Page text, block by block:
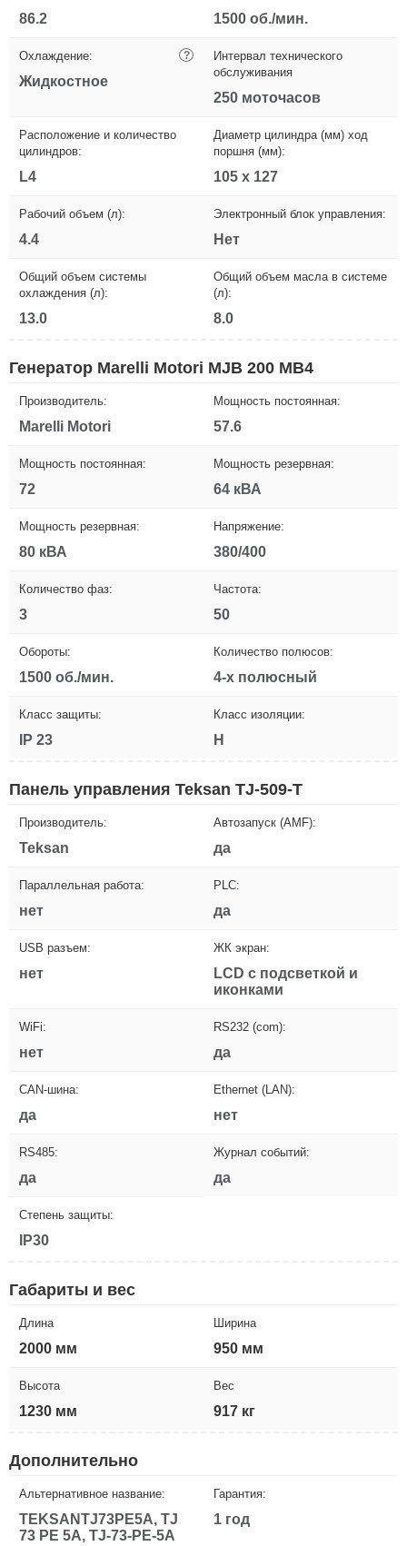
86.2 1500 об./мин.
Охлаждение: ?
Жидкостное
Интервал технического
обслуживания
250 моточасов
Расположение и количество
цилиндров:
L4
Диаметр цилиндра (мм) ход
поршня (мм):
105 х 127
Рабочий объем (л):
4.4
Электронный блок управления:
Нет
Общий объем системы
охлаждения (л):
13.0
Общий объем масла в системе
(л):
8.0
Генератор Marelli Motori MJB 200 MB4
Производитель:
Marelli Motori
Мощность постоянная:
57.6
Мощность постоянная:
72
Мощность резервная:
64 кВА
Мощность резервная:
80 кВА
Напряжение:
380/400
Количество фаз:
3
Частота:
50
Обороты:
1500 об./мин.
Количество полюсов:
4-х полюсный
Класс защиты:
IP 23
Класс изоляции:
H
Панель управления Teksan TJ-509-T
Производитель:
Teksan
Автозапуск (AMF):
да
Параллельная работа:
нет
PLC:
да
USB разъем:
нет
ЖК экран:
LCD с подсветкой и
иконками
WiFi:
нет
RS232 (com):
да
CAN-шина:
да
Ethernet (LAN):
нет
RS485:
да
Журнал событий:
да
Степень защиты:
IP30
Габариты и вес
Длина
2000 мм
Ширина
950 мм
Высота
1230 мм
Вес
917 кг
Дополнительно
Альтернативное название:
TEKSANTJ73PE5A, TJ
73 PE 5A, TJ-73-PE-5A
Гарантия:
1 год